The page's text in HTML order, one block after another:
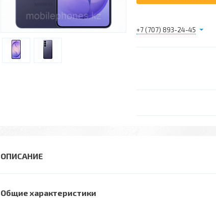
+7 (707) 893-24-45
Общие характеристики